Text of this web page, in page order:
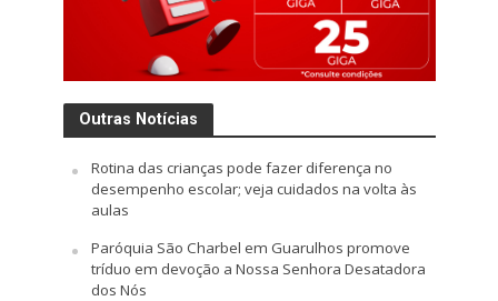
Outras Notícias
Rotina das crianças pode fazer diferença no
desempenho escolar; veja cuidados na volta às
aulas
Paróquia São Charbel em Guarulhos promove
tríduo em devoção a Nossa Senhora Desatadora
dos Nós